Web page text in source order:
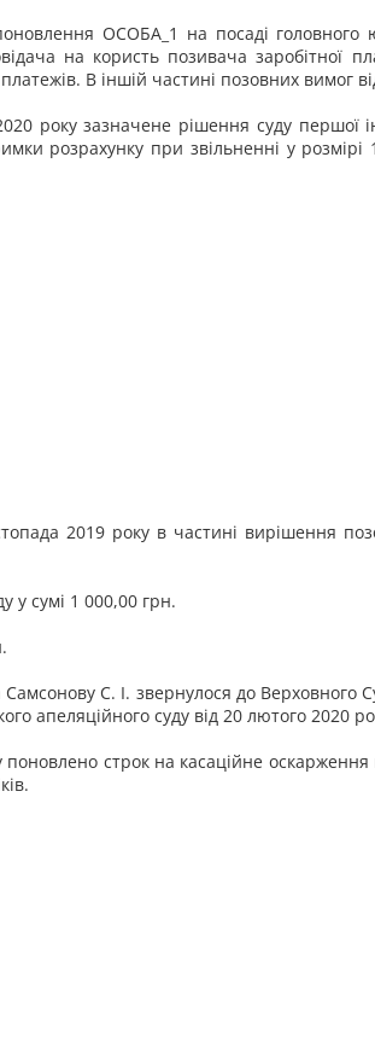
ОСОБА_1 на посаді
на користь позивача
В іншій частині позовних вимог
року зазначене рішення суду
розрахунку при звільненні у
2019 року в частині вирішення
у сумі 1 000,00 грн.
С. І. звернулося до Верховного
апеляційного суду від 20 лютого 2020
строк на касаційне